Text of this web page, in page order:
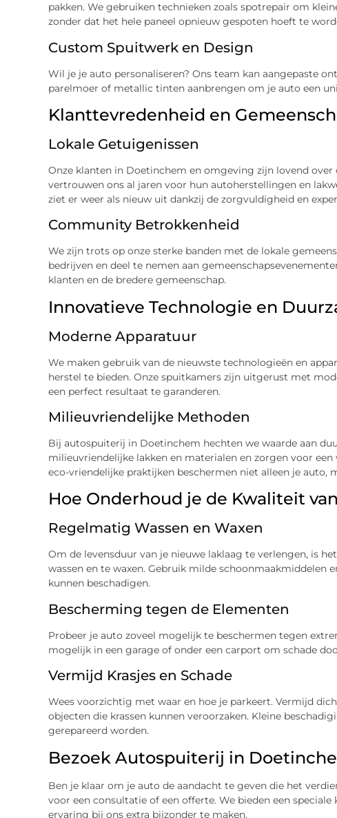
pakken. We gebruiken technieken zoals spotrepair om
zonder dat het hele paneel opnieuw gespoten hoeft te
Custom Spuitwerk en Design
Wil je je auto personaliseren? Ons team kan aangepaste
parelmoer of metallic tinten aanbrengen om je auto een
Klanttevredenheid en
Lokale Getuigenissen
Onze klanten in Doetinchem en omgeving zijn lovend over
vertrouwen ons al jaren voor hun autoherstellingen en
ziet er weer als nieuw uit dankzij de zorgvuldigheid en
Community Betrokkenheid
We zijn trots op onze sterke banden met de lokale
bedrijven en deel te nemen aan
klanten en de bredere gemeenschap.
Innovatieve Technologie en
Moderne Apparatuur
We maken gebruik van de nieuwste technologieën en
herstel te bieden. Onze spuitkamers zijn uitgerust met
een perfect resultaat te garanderen.
Milieuvriendelijke Methoden
Bij autospuiterij in Doetinchem hechten we waarde aan
milieuvriendelijke lakken en materialen en zorgen voor
eco-vriendelijke praktijken beschermen niet alleen je auto,
Hoe Onderhoud je de Kwaliteit
Regelmatig Wassen en Waxen
Om de levensduur van je nieuwe laklaag te verlengen, is
wassen en te waxen. Gebruik milde schoonmaakmiddelen
kunnen beschadigen.
Bescherming tegen de Elementen
Probeer je auto zoveel mogelijk te beschermen tegen
mogelijk in een garage of onder een carport om schade
Vermijd Krasjes en Schade
Wees voorzichtig met waar en hoe je parkeert. Vermijd
objecten die krassen kunnen veroorzaken. Kleine
gerepareerd worden.
Bezoek Autospuiterij in
Ben je klaar om je auto de aandacht te geven die het
voor een consultatie of een offerte. We bieden een
ervaring bij ons extra bijzonder te maken.